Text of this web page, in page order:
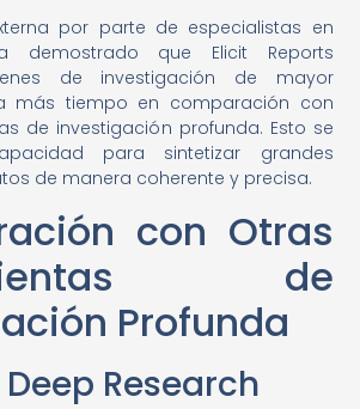
por parte de especialistas en
demostrado que Elicit Reports
de investigación de mayor
más tiempo en comparación con
de investigación profunda. Esto se
para sintetizar grandes
de manera coherente y precisa.
con Otras
de
Profunda
Research